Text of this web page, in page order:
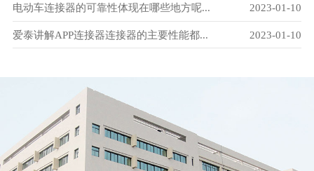
电动车连接器的可靠性体现在哪些地方呢... 2023-01-10
爱泰讲解APP连接器连接器的主要性能都... 2023-01-10